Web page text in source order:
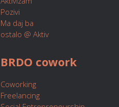
Pozivi
Ma daj ba
ostalo @ Aktiv
BRDO cowork
Coworking
Freelancing